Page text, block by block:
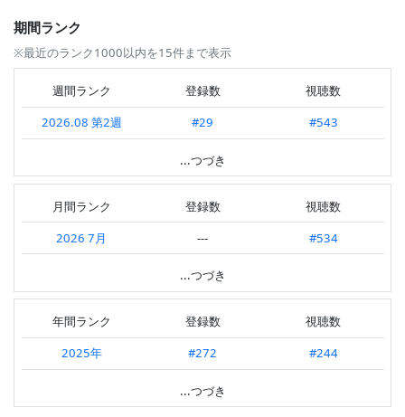
期間ランク
※最近のランク1000以内を15件まで表示
週間ランク 登録数
視聴数
2026.08 第2週
#29
#543
---
2026.07 第4週
---
#403
2026.07 第3週
---
#690
2026.07 第2週
---
2026.06 第4週
#566
2026.06 第3週
---
#577
2026.06 第2週
---
#341
2026.06 第1週
---
#255
...つづき
月間ランク 登録数
視聴数
2026 7月
---
#534
---
2026 5月
---
#306
2026 4月
#176
#367
2026 3月
---
...つづき
年間ランク 登録数
視聴数
2025年
#272
#244
#302
...つづき